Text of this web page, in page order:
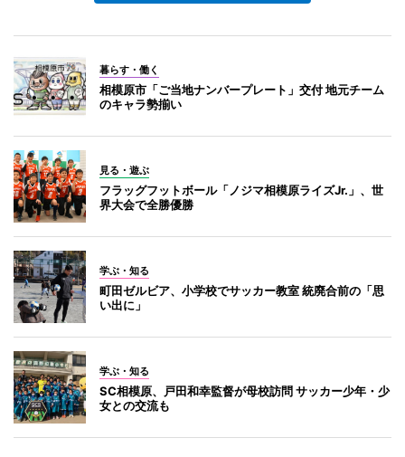
暮らす・働く
相模原市「ご当地ナンバープレート」交付 地元チーム
のキャラ勢揃い
見る・遊ぶ
フラッグフットボール「ノジマ相模原ライズJr.」、世
界大会で全勝優勝
学ぶ・知る
町田ゼルビア、小学校でサッカー教室 統廃合前の「思
い出に」
学ぶ・知る
SC相模原、戸田和幸監督が母校訪問 サッカー少年・少
女との交流も